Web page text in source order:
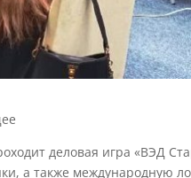
деловая игра «ВЭД
а также международную